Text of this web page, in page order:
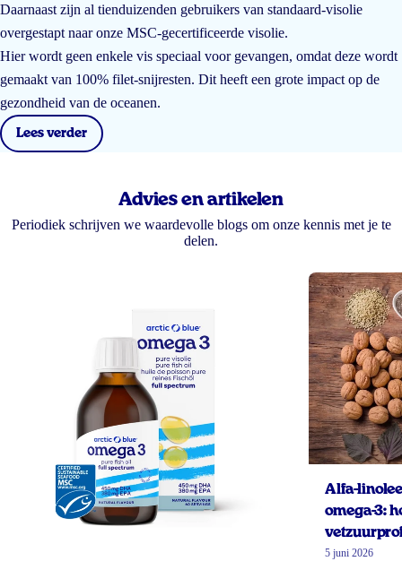
Daarnaast zijn al tienduizenden gebruikers van standaard-visolie
overgestapt naar onze MSC-gecertificeerde visolie.
Hier wordt geen enkele vis speciaal voor gevangen, omdat deze wordt
gemaakt van 100% filet-snijresten. Dit heeft een grote impact op de
gezondheid van de oceanen.
Lees verder
Advies en artikelen
Periodiek schrijven we waardevolle blogs om onze kennis met je te
delen.
Alfa-
omega-3:
5 juni 2026